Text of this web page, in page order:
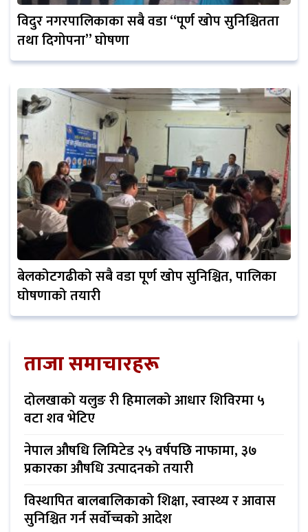
विदुर नगरपालिकाका सबै वडा “पूर्ण खोप सुनिश्चितता
तथा दिगोपना” घोषणा
बेलकोटगढीको सबै वडा पूर्ण खोप सुनिश्चित, पालिका
घोषणाको तयारी
ताजा समाचारहरू
दोलखाको यलुङ री हिमालको आधार शिविरमा ५
वटा शव भेटिए
नेपाल औषधि लिमिटेड २५ वर्षपछि नाफामा, ३७
प्रकारका औषधि उत्पादनको तयारी
विस्थापित बालबालिकाको शिक्षा, स्वास्थ्य र आवास
सुनिश्चित गर्न सर्वोच्चको आदेश